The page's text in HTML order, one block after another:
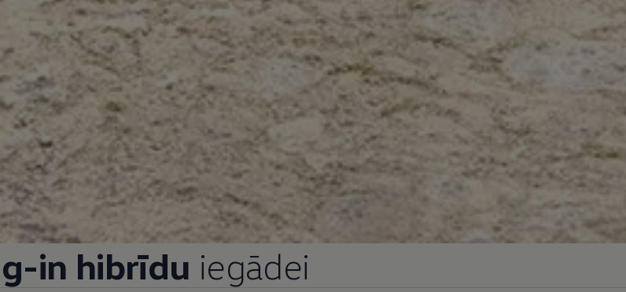
in hibrīdu iegādei